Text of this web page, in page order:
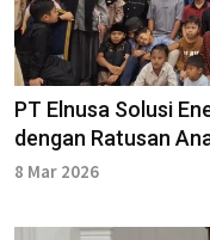
PT Elnusa Solusi
dengan Ratusan
8 Mar 2026